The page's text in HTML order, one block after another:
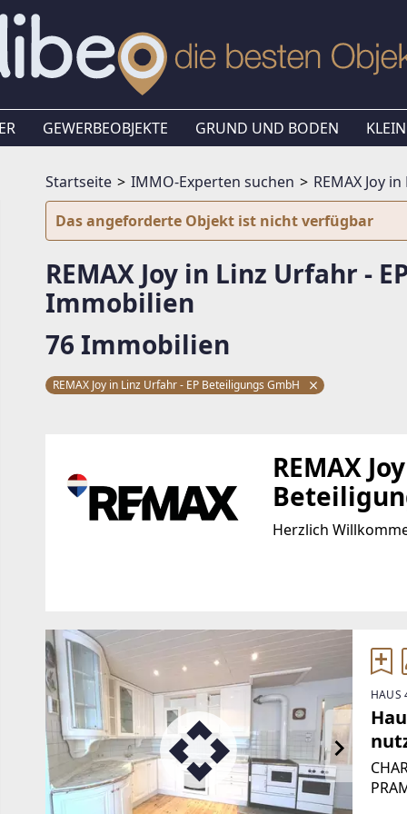
GEWERBEOBJEKTE GRUND UND BODEN
Startseite IMMO-Experten suchen
REMAX Joy
Das angeforderte Objekt ist nicht verfügbar
REMAX Joy in Linz Urfahr -
Immobilien
76 Immobilien
REMAX Joy in Linz Urfahr - EP Beteiligungs GmbH
REMAX
Herzlich
Hauptstraße 69
4020 Linz
https://
EMAIL
eisinger@remax-
HAUS